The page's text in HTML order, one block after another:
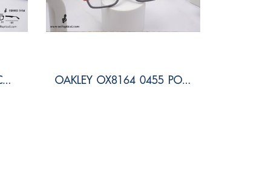
OAKLEY OX8053 0154 COUPLE SIZE 54 OAKLEY OX8164 0455 PORT BOW